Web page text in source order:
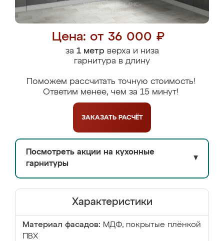
Цена: от 36 000 ₽
за 1 метрверха и низа
гарнитура в длину
Поможем рассчитать точную стоимость!
Ответим менее, чем за 15 минут!
ЗАКАЗАТЬ РАСЧЁТ
Посмотреть акции на кухонные
гарнитуры
▼
Характеристики
Материал фасадов: МДФ, покрытые плёнкой
ПВХ